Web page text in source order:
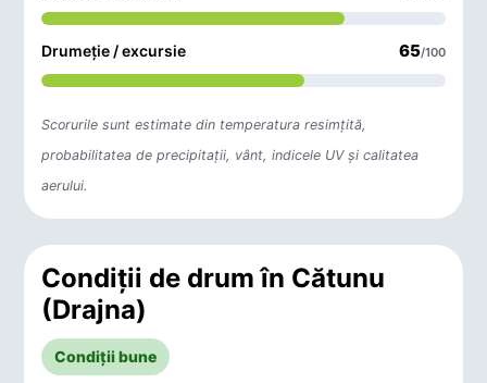
Drumeție / excursie 65/100
Scorurile sunt estimate din temperatura resimțită,
probabilitatea de precipitații, vânt, indicele UV și calitatea
aerului.
Condiții de drum în Cătunu
(Drajna)
Condiții bune